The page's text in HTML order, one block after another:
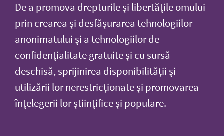
De a promova drepturile și libertățile omului
prin crearea și desfășurarea tehnologiilor
anonimatului și a tehnologiilor de
confidențialitate gratuite și cu sursă
deschisă, sprijinirea disponibilității și
utilizării lor nerestricționate și promovarea
înțelegerii lor științifice și populare.